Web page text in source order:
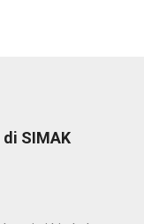
SIMAK